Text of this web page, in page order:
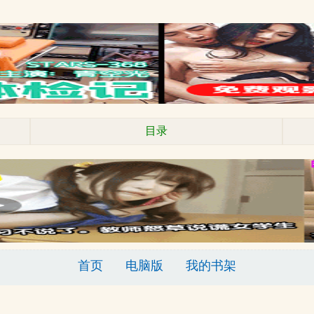
目录
首页 电脑版 我的书架